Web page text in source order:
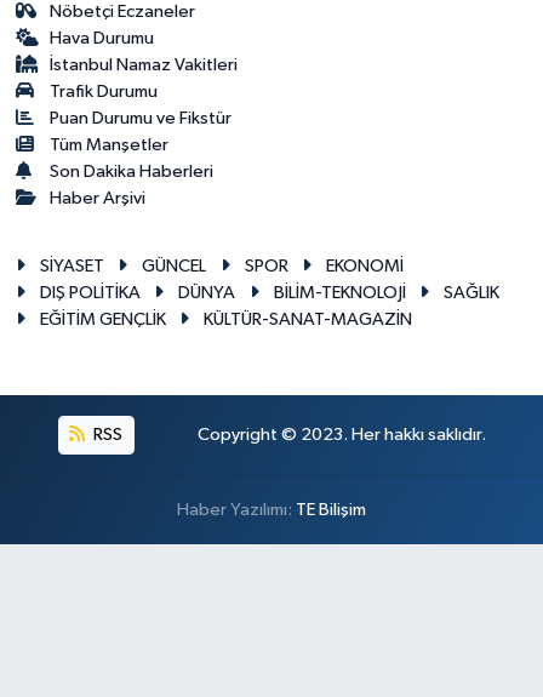
Nöbetçi Eczaneler
Hava Durumu
İstanbul Namaz Vakitleri
Trafik Durumu
Puan Durumu ve Fikstür
Tüm Manşetler
Son Dakika Haberleri
Haber Arşivi
SİYASET GÜNCEL SPOR
EKONOMİ
DIŞ POLİTİKA
DÜNYA BİLİM-TEKNOLOJİ
SAĞLIK
EĞİTİM GENÇLİK
KÜLTÜR-SANAT-MAGAZİN
RSS Copyright © 2023. Her hakkı saklıdır.
Haber Yazılımı: TE Bilişim